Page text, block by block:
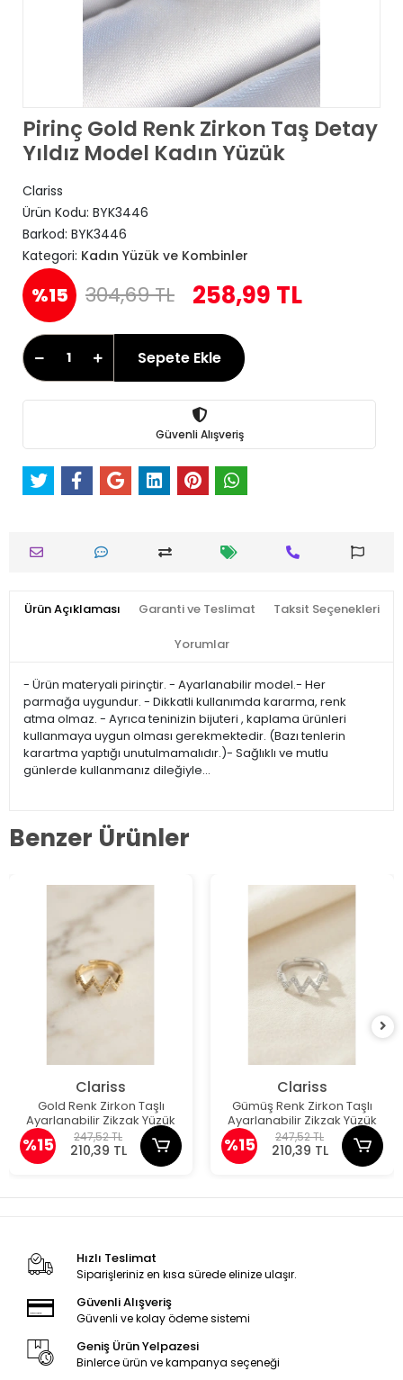
Pirinç Gold Renk Zirkon Taş Detay
Yıldız Model Kadın Yüzük
Clariss
Ürün Kodu: BYK3446
Barkod: BYK3446
Kategori: Kadın Yüzük ve Kombinler
%15 304,69 TL 258,99 TL
Sepete Ekle
Güvenli Alışveriş
Ürün Açıklaması Garanti ve Teslimat Taksit Seçenekleri
Yorumlar
- Ürün materyali pirinçtir. - Ayarlanabilir model.- Her
parmağa uygundur. - Dikkatli kullanımda kararma, renk
atma olmaz. - Ayrıca teninizin bijuteri , kaplama ürünleri
kullanmaya uygun olması gerekmektedir. (Bazı tenlerin
karartma yaptığı unutulmamalıdır.)- Sağlıklı ve mutlu
günlerde kullanmanız dileğiyle…
Benzer Ürünler
Clariss
Gold Renk Zirkon Taşlı
Ayarlanabilir Zikzak Yüzük
%15 247,52 TL
210,39 TL
Clariss
Gümüş Renk Zirkon Taşlı
Ayarlanabilir Zikzak Yüzük
%15 247,52 TL
210,39 TL
Hızlı Teslimat
Siparişleriniz en kısa sürede elinize ulaşır.
Güvenli Alışveriş
Güvenli ve kolay ödeme sistemi
Geniş Ürün Yelpazesi
Binlerce ürün ve kampanya seçeneği